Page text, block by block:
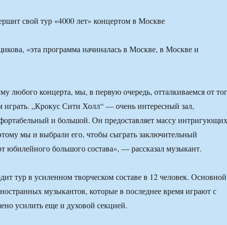
«эта программа начиналась в Москве, в Москве и
любого концерта, мы, в первую очередь, отталкиваемся от
играть. „Крокус Сити Холл“ — очень интересный зал,
и большой. Он предоставляет массу интригующих
мы и выбрали его, чтобы сыграть заключительный
юбилейного большого состава», — рассказал музыкант.
тур в усиленном творческом составе в 12 человек. Основной
музыкантов, которые в последнее время играют с
усилить еще и духовой секцией.